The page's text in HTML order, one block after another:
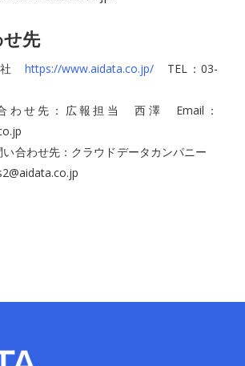
先
社 https://www.aidata.co.jp/ TEL：03-
わせ先：広報担当 西澤 Email：
い合わせ先：クラウドデータカンパニー